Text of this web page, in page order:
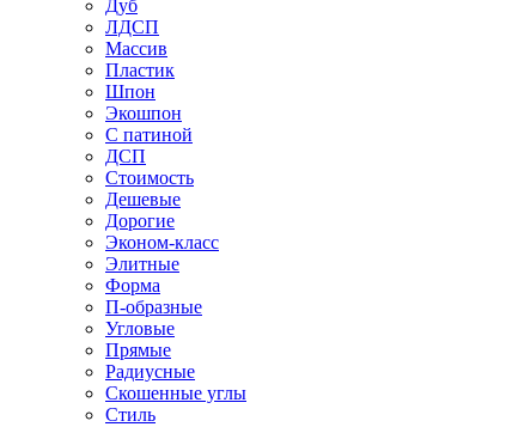
Дуб
ЛДСП
Массив
Пластик
Шпон
Экошпон
С патиной
ДСП
Стоимость
Дешевые
Дорогие
Эконом-класс
Элитные
Форма
П-образные
Угловые
Прямые
Радиусные
Скошенные углы
Стиль